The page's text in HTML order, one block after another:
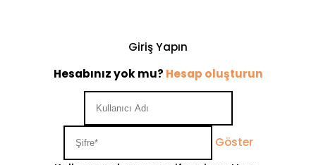
Giriş Yapın
Hesabınız yok mu? Hesap oluşturun
Göster